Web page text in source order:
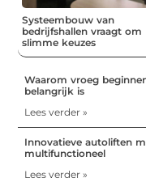
Systeembouw van
bedrijfshallen vraagt om
slimme keuzes
Waarom vroeg
belangrijk is
Lees verder »
Innovatieve autoliften
multifunctioneel
Lees verder »